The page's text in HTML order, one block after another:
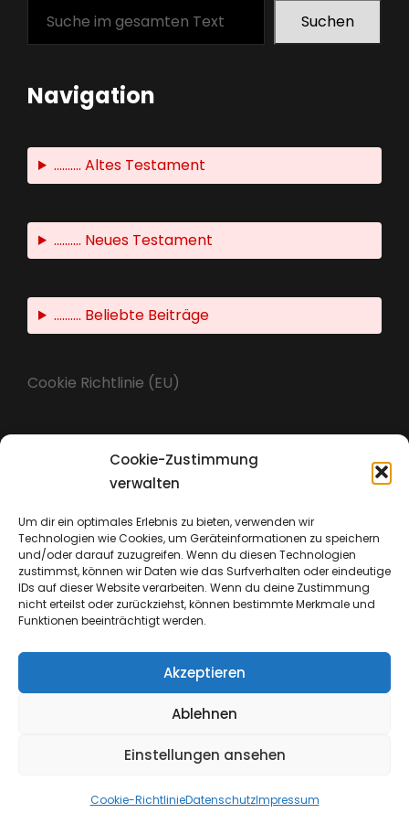
Cookie-Zustimmung
verwalten
Um dir ein optimales Erlebnis zu bieten, verwenden wir
Technologien wie Cookies, um Geräteinformationen zu speichern
und/oder darauf zuzugreifen. Wenn du diesen Technologien
zustimmst, können wir Daten wie das Surfverhalten oder eindeutige
IDs auf dieser Website verarbeiten. Wenn du deine Zustimmung
nicht erteilst oder zurückziehst, können bestimmte Merkmale und
Funktionen beeinträchtigt werden.
Akzeptieren
Ablehnen
Einstellungen ansehen
Cookie-RichtlinieDatenschutzImpressum
Suchen
Navigation
.......... Altes Testament
.......... Neues Testament
.......... Beliebte Beiträge
Cookie Richtlinie (EU)
Datenschutz
Datenschutz|Catch Shop Dark ByCatch Themes